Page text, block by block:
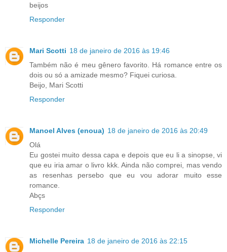
beijos
Responder
Mari Scotti 18 de janeiro de 2016 às 19:46
Também não é meu gênero favorito. Há romance entre os
dois ou só a amizade mesmo? Fiquei curiosa.
Beijo, Mari Scotti
Responder
Manoel Alves (enoua) 18 de janeiro de 2016 às 20:49
Olá
Eu gostei muito dessa capa e depois que eu li a sinopse, vi
que eu iria amar o livro kkk. Ainda não comprei, mas vendo
as resenhas persebo que eu vou adorar muito esse
romance.
Abçs
Responder
Michelle Pereira 18 de janeiro de 2016 às 22:15